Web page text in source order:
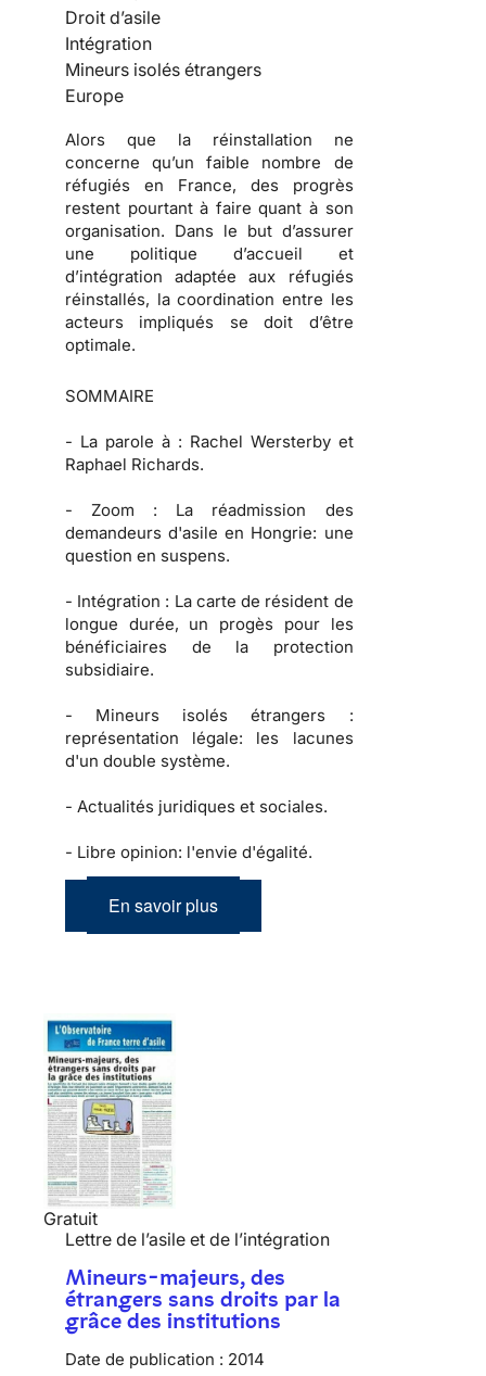
Droit d’asile
Intégration
Mineurs isolés étrangers
Europe
Alors que la réinstallation ne
concerne qu’un faible nombre de
réfugiés en France, des progrès
restent pourtant à faire quant à son
organisation. Dans le but d’assurer
une politique d’accueil et
d’intégration adaptée aux réfugiés
réinstallés, la coordination entre les
acteurs impliqués se doit d’être
optimale.
SOMMAIRE
- La parole à : Rachel Wersterby et
Raphael Richards.
-Zoom : La réadmission des
demandeurs d'asile en Hongrie: une
question en suspens.
- Intégration : La carte de résident de
longue durée, un progès pour les
bénéficiaires de la protection
subsidiaire.
- Mineurs isolés étrangers :
représentation légale: les lacunes
d'un double système.
- Actualités juridiques et sociales.
- Libre opinion: l'envie d'égalité.
En savoir plus
Gratuit
Lettre de l’asile et de l’intégration
Mineurs-majeurs, des
étrangers sans droits par la
grâce des institutions
Date de publication : 2014